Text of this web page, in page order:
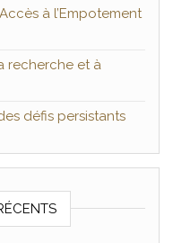
à l’Empotement
recherche et à
défis persistants